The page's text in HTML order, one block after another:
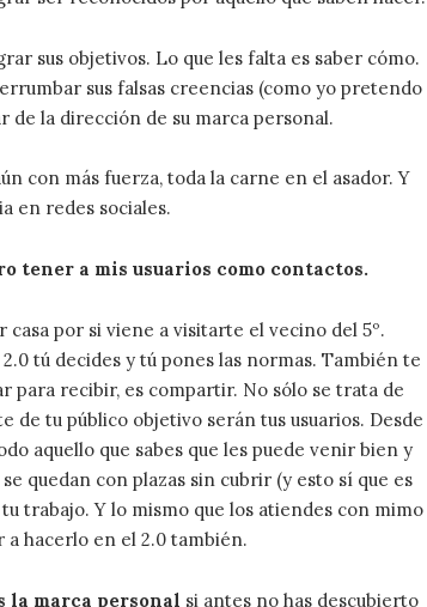
sus objetivos. Lo que les falta es saber cómo.
sus falsas creencias (como yo pretendo
la dirección de su marca personal.
con más fuerza, toda la carne en el asador. Y
en redes sociales.
tener a mis usuarios como contactos.
por si viene a visitarte el vecino del 5º.
tú decides y tú pones las normas. También te
para recibir, es compartir. No sólo se trata de
de tu público objetivo serán tus usuarios. Desde
aquello que sabes que les puede venir bien y
quedan con plazas sin cubrir (y esto sí que es
trabajo. Y lo mismo que los atiendes con mimo
a hacerlo en el 2.0 también.
la marca personal si antes no has descubierto